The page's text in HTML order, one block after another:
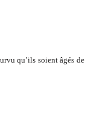
qu’ils soient âgés de